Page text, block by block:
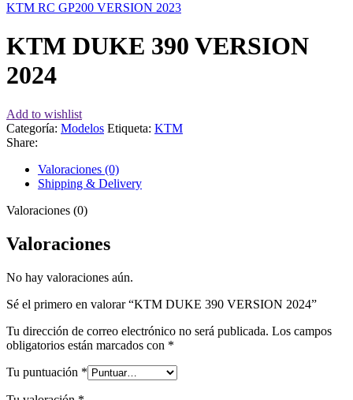
KTM RC GP200 VERSION 2023
KTM DUKE 390 VERSION
2024
Add to wishlist
Categoría: Modelos Etiqueta: KTM
Share:
Valoraciones (0)
Shipping & Delivery
Valoraciones (0)
Valoraciones
No hay valoraciones aún.
Sé el primero en valorar “KTM DUKE 390 VERSION 2024”
Tu dirección de correo electrónico no será publicada. Los campos
obligatorios están marcados con *
Tu puntuación *